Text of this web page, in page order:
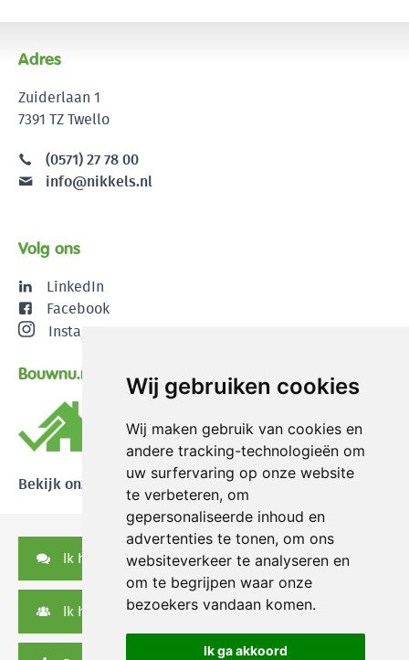
Wij gebruiken cookies
Wij maken gebruik van cookies en
andere tracking-technologieën om
uw surfervaring op onze website
te verbeteren, om
gepersonaliseerde inhoud en
advertenties te tonen, om ons
websiteverkeer te analyseren en
om te begrijpen waar onze
bezoekers vandaan komen.
Ik ga akkoord
Adres
Zuiderlaan 1
7391 TZ Twello
(0571) 27 78 00
info@nikkels.nl
Volg ons
LinkedIn
Facebook
Instagram
Bouwnu.nl
Bekijk onze reviews
Ik heb een vraag
Ik heb een serviceverzoek